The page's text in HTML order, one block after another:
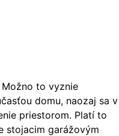
Možno to vyznie
domu, naozaj sa v
priestorom. Platí to
stojacim garážovým